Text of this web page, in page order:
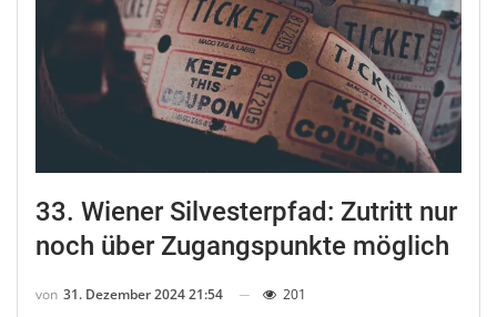
33. Wiener Silvesterpfad: Zutritt nur
noch über Zugangspunkte möglich
von 31. Dezember 2024 21:54 201